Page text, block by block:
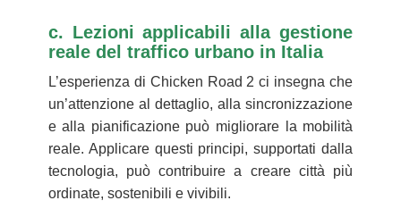
c. Lezioni applicabili alla gestione
reale del traffico urbano in Italia
L’esperienza di Chicken Road 2 ci insegna che
un’attenzione al dettaglio, alla sincronizzazione
e alla pianificazione può migliorare la mobilità
reale. Applicare questi principi, supportati dalla
tecnologia, può contribuire a creare città più
ordinate, sostenibili e vivibili.